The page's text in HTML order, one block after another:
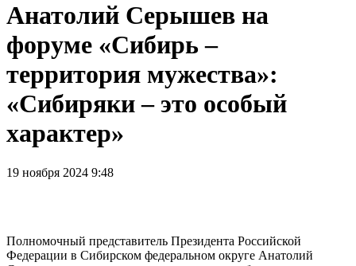
Анатолий Серышев на
форуме «Сибирь –
территория мужества»:
«Сибиряки – это особый
характер»
19 ноября 2024 9:48
Полномочный представитель Президента Российской
Федерации в Сибирском федеральном округе Анатолий